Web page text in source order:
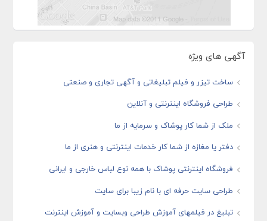
آگهی های ویژه
ساخت تیزر و فیلم تبلیغاتی و آگهی تجاری و صنعتی
طراحی فروشگاه اینترنتی و آنلاین
ملک از شما کار پوشاک و سرمایه از ما
دفتر یا مغازه از شما کار خدمات اینترنتی و هنری از ما
فروشگاه اینترنتی پوشاک با همه نوع لباس خارجی و ایرانی
طراحی سایت حرفه ای با نام زیبا برای سایت
تبلیغ در فیلمهای آموزش طراحی وبسایت و آموزش اینترنت